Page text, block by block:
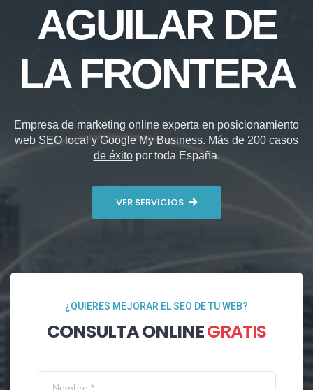
AGUILAR DE
LA FRONTERA
Empresa de marketing online experta en posicionamiento
web SEO local y Google My Business. Más de 200 casos
de éxitopor toda España.
VER SERVICIOS
¿QUIERES MEJORAR EL SEO DE TU WEB?
CONSULTA ONLINEGRATIS